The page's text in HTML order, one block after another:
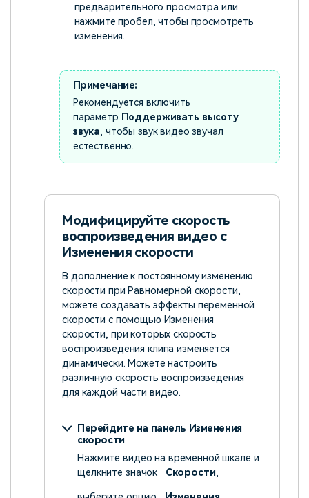
предварительного просмотра или
нажмите пробел, чтобы просмотреть
изменения.
Примечание:
Рекомендуется включить
параметр Поддерживать высоту
звука, чтобы звук видео звучал
естественно.
Модифицируйте скорость
воспроизведения видео с
Изменения скорости
В дополнение к постоянному изменению
скорости при Равномерной скорости,
можете создавать эффекты переменной
скорости с помощью Изменения
скорости, при которых скорость
воспроизведения клипа изменяется
динамически. Можете настроить
различную скорость воспроизведения
для каждой части видео.
Перейдите на панель Изменения
скорости
Нажмите видео на временной шкале и
щелкните значок
Скорости,